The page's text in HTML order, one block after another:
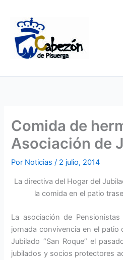
contenido
Comida de
Asociación de
Por Noticias/ 2 julio, 2014
La directiva del Hogar del
la comida en el patio
La asociación de
jornada convivencia en el
Jubilado “San Roque” el
jubilados y socios protectores